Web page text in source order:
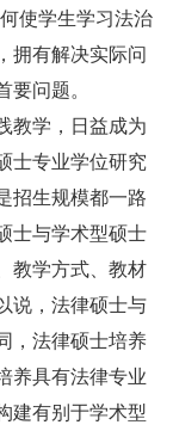
使学生学习法治
拥有解决实际问
要问题。
教学，日益成为
士专业学位研究
招生规模都一路
士与学术型硕士
教学方式、教材
说，法律硕士与
，法律硕士培养
养具有法律专业
建有别于学术型